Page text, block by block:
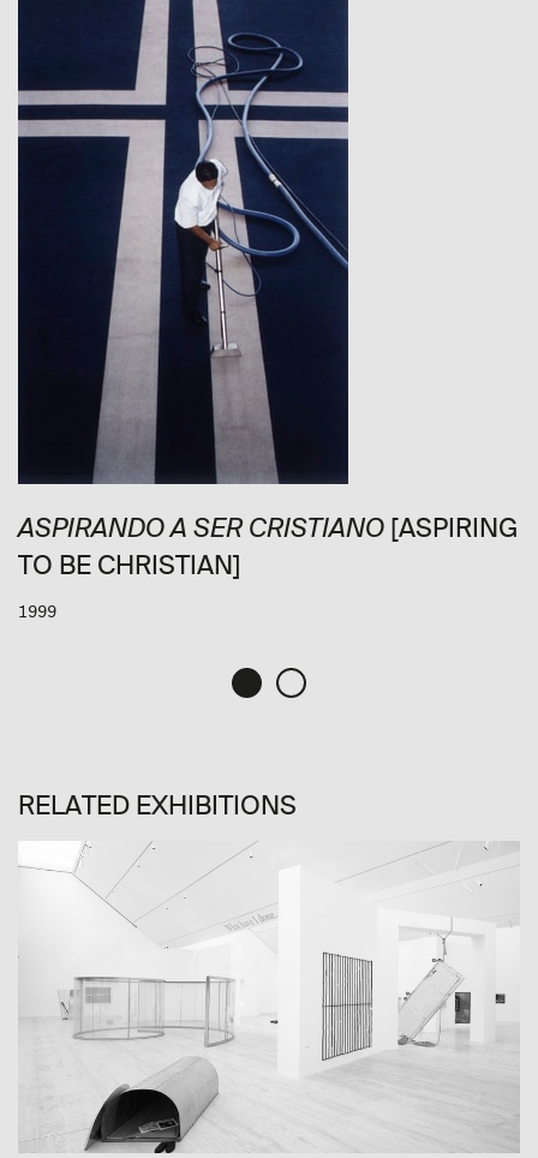
ASPIRANDO A SER CRISTIANO [ASPIRING
TO BE CHRISTIAN]
1999
RELATED EXHIBITIONS